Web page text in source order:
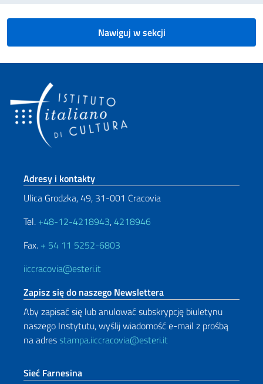
Nawiguj w sekcji
Footer section
Adresy i kontakty
Ulica Grodzka, 49, 31-001 Cracovia
Tel. +48-12-4218943,4218946
Fax. + 54 11 5252-6803
iiccracovia@esteri.it
Zapisz się do naszego Newslettera
Aby zapisać się lub anulować subskrypcję biuletynu
naszego Instytutu, wyślij wiadomość e-mail z prośbą
na adresstampa.iiccracovia@esteri.it
Sieć Farnesina